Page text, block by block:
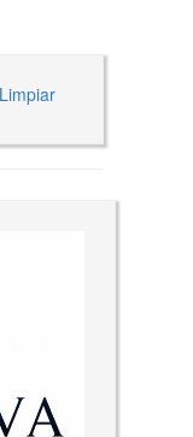
Limpiar